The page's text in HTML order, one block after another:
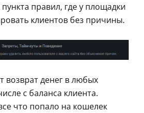
правил, где у площадки
клиентов без причины.
возврат денег в любых
с баланса клиента.
что попало на кошелек